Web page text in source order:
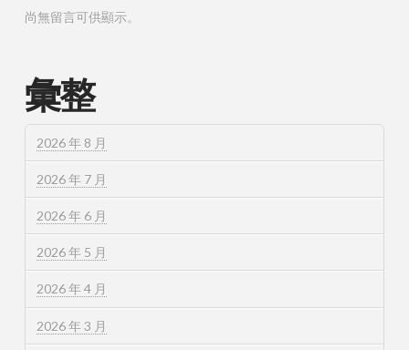
尚無留言可供顯示。
彙整
2026 年 8 月
2026 年 7 月
2026 年 6 月
2026 年 5 月
2026 年 4 月
2026 年 3 月